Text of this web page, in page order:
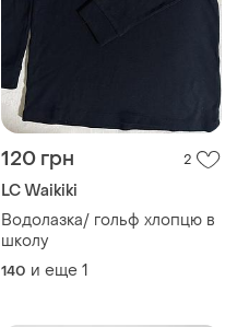
120 грн 2
LC Waikiki
Водолазка/ гольф хлопцю в
школу
140 и еще 1